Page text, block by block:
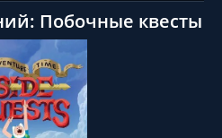
Побочные квесты